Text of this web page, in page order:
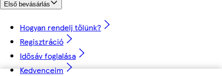
Első bevásárlás
Hogyan rendelj tőlünk?
Regisztráció
Idősáv foglalása
Kedvenceim